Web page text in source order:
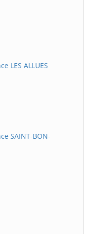
LES ALLUES
SAINT-BON-